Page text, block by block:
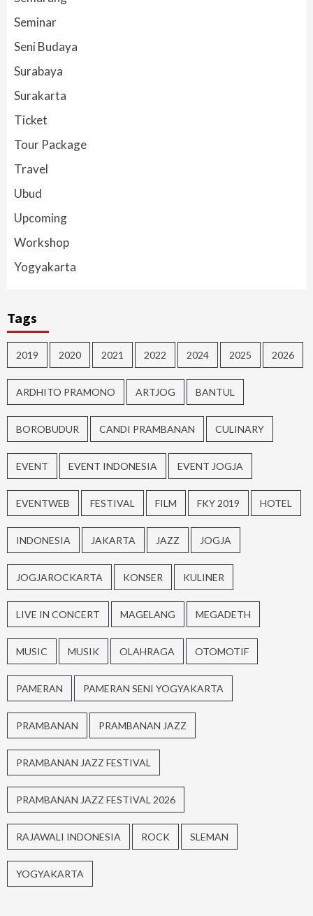
Seminar
Seni Budaya
Surabaya
Surakarta
Ticket
Tour Package
Travel
Ubud
Upcoming
Workshop
Yogyakarta
Tags
2019 2020 2021 2022 2024 2025 2026
ARDHITO PRAMONO ARTJOG BANTUL
BOROBUDUR CANDI PRAMBANAN CULINARY
EVENT EVENT INDONESIA EVENT JOGJA
EVENTWEB FESTIVAL FILM FKY 2019 HOTEL
INDONESIA JAKARTA JAZZ JOGJA
JOGJAROCKARTA KONSER KULINER
LIVE IN CONCERT MAGELANG MEGADETH
MUSIC MUSIK OLAHRAGA OTOMOTIF
PAMERAN PAMERAN SENI YOGYAKARTA
PRAMBANAN PRAMBANAN JAZZ
PRAMBANAN JAZZ FESTIVAL
PRAMBANAN JAZZ FESTIVAL 2026
RAJAWALI INDONESIA ROCK SLEMAN
YOGYAKARTA